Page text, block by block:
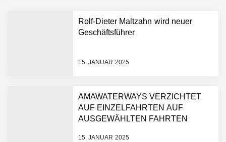
Rolf-Dieter Maltzahn wird neuer
Geschäftsführer
15. JANUAR 2025
AMAWATERWAYS VERZICHTET
AUF EINZELFAHRTEN AUF
AUSGEWÄHLTEN FAHRTEN
15. JANUAR 2025